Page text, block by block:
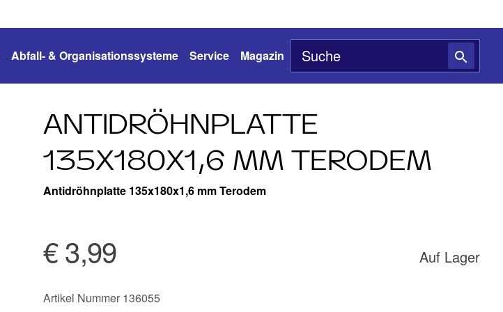
Abfall- & Organisationssysteme Service Magazin
ANTIDRÖHNPLATTE
135X180X1,6 MM TERODEM
Antidröhnplatte 135x180x1,6 mm Terodem
€ 3,99 Auf Lager
Artikel Nummer 136055